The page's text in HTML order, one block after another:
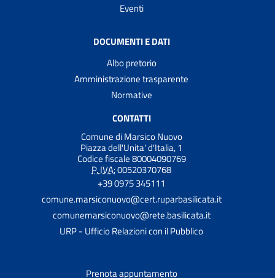
Eventi
DOCUMENTI E DATI
Albo pretorio
Amministrazione trasparente
Normative
CONTATTI
Comune di Marsico Nuovo
Piazza dell'Unita' d'Italia, 1
Codice fiscale 80004090769
P. IVA:00520370768
+39 0975 345111
comune.marsiconuovo@cert.ruparbasilicata.it
comunemarsiconuovo@rete.basilicata.it
URP - Ufficio Relazioni con il Pubblico
Prenota appuntamento